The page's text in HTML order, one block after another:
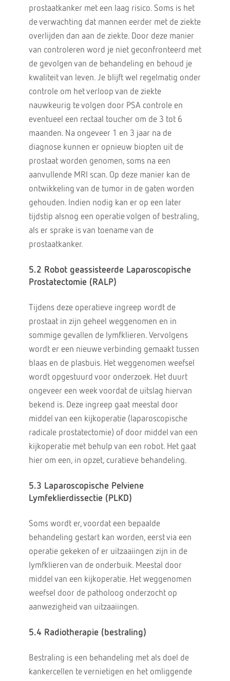
prostaatkanker met een laag risico. Soms is het
de verwachting dat mannen eerder met de ziekte
overlijden dan aan de ziekte. Door deze manier
van controleren word je niet geconfronteerd met
de gevolgen van de behandeling en behoud je
kwaliteit van leven. Je blijft wel regelmatig onder
controle om het verloop van de ziekte
nauwkeurig te volgen door PSA controle en
eventueel een rectaal toucher om de 3 tot 6
maanden. Na ongeveer 1 en 3 jaar na de
diagnose kunnen er opnieuw biopten uit de
prostaat worden genomen, soms na een
aanvullende MRI scan. Op deze manier kan de
ontwikkeling van de tumor in de gaten worden
gehouden. Indien nodig kan er op een later
tijdstip alsnog een operatie volgen of bestraling,
als er sprake is van toename van de
prostaatkanker.
5.2 Robot geassisteerde Laparoscopische
Prostatectomie (RALP)
Tijdens deze operatieve ingreep wordt de
prostaat in zijn geheel weggenomen en in
sommige gevallen de lymfklieren. Vervolgens
wordt er een nieuwe verbinding gemaakt tussen
blaas en de plasbuis. Het weggenomen weefsel
wordt opgestuurd voor onderzoek. Het duurt
ongeveer een week voordat de uitslag hiervan
bekend is. Deze ingreep gaat meestal door
middel van een kijkoperatie (laparoscopische
radicale prostatectomie) of door middel van een
kijkoperatie met behulp van een robot. Het gaat
hier om een, in opzet, curatieve behandeling.
5.3 Laparoscopische Pelviene
Lymfeklierdissectie (PLKD)
Soms wordt er, voordat een bepaalde
behandeling gestart kan worden, eerst via een
operatie gekeken of er uitzaaiingen zijn in de
lymfklieren van de onderbuik. Meestal door
middel van een kijkoperatie. Het weggenomen
weefsel door de patholoog onderzocht op
aanwezigheid van uitzaaiingen.
5.4 Radiotherapie (bestraling)
Bestraling is een behandeling met als doel de
kankercellen te vernietigen en het omliggende